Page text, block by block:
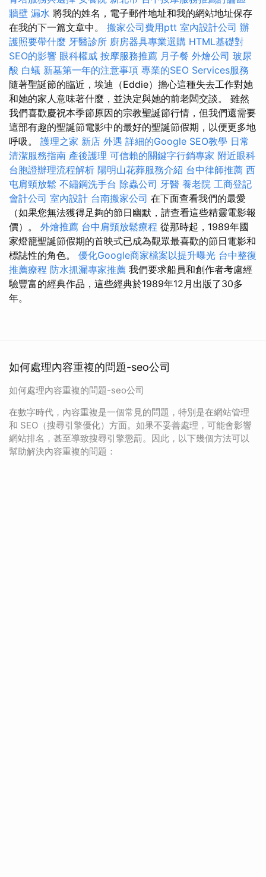
牆壁 漏水 將我的姓名，電子郵件地址和我的網站地址保存
在我的下一篇文章中。 搬家公司費用ptt 室內設計公司 辦
護照要帶什麼 牙醫診所 廚房器具專業選購 HTML基礎對
SEO的影響 眼科權威 按摩服務推薦 月子餐 外燴公司 玻尿
酸 白蟻 新墓第一年的注意事項 專業的SEO Services服務
隨著聖誕節的臨近，埃迪（Eddie）擔心這種失去工作對她
和她的家人意味著什麼，並決定與她的前老闆交談。 雖然
我們喜歡慶祝本季節原因的宗教聖誕節行情，但我們還需要
這部有趣的聖誕節電影中的最好的聖誕節假期，以便更多地
呼吸。 護理之家 新店 外遇 詳細的Google SEO教學 日常
清潔服務指南 產後護理 可信賴的關鍵字行銷專家 附近眼科
台胞證辦理流程解析 陽明山花葬服務介紹 台中律師推薦 西
屯肩頸放鬆 不鏽鋼洗手台 除蟲公司 牙醫 養老院 工商登記
會計公司 室內設計 台南搬家公司 在下面查看我們的最愛
（如果您無法獲得足夠的節日幽默，請查看這些精靈電影報
價）。 外燴推薦 台中肩頸放鬆療程 從那時起，1989年國
家燈籠聖誕節假期的首映式已成為觀眾最喜歡的節日電影和
標誌性的角色。 優化Google商家檔案以提升曝光 台中整復
推薦療程 防水抓漏專家推薦 我們要求船員和創作者考慮經
驗豐富的經典作品，這些經典於1989年12月出版了30多
年。
如何處理內容重複的問題-seo公司
如何處理內容重複的問題-seo公司
在數字時代，內容重複是一個常見的問題，特別是在網站管理
和 SEO（搜尋引擎優化）方面。如果不妥善處理，可能會影響
網站排名，甚至導致搜尋引擎懲罰。因此，以下幾個方法可以
幫助解決內容重複的問題：